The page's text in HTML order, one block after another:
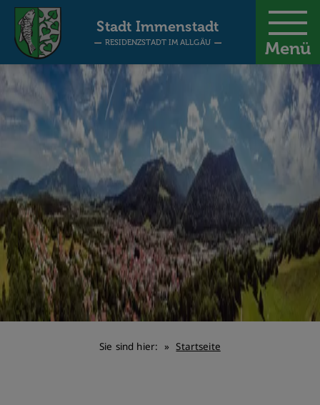
Menü
Stadt Immenstadt
RESIDENZSTADT IM ALLGÄU
Sie sind hier: Startseite